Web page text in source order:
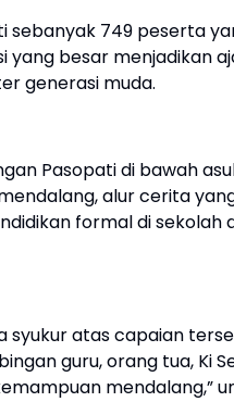
sebanyak 749 peserta
besar menjadikan
generasi muda.
Pasopati di bawah
alur cerita
formal di sekolah
atas capaian
guru, orang tua, Ki
mendalang,”